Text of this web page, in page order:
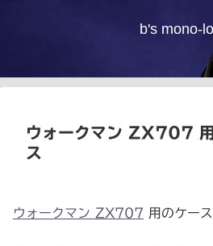
b's mono-
ウォークマン ZX707 用
ス
ウォークマン ZX707 用のケー